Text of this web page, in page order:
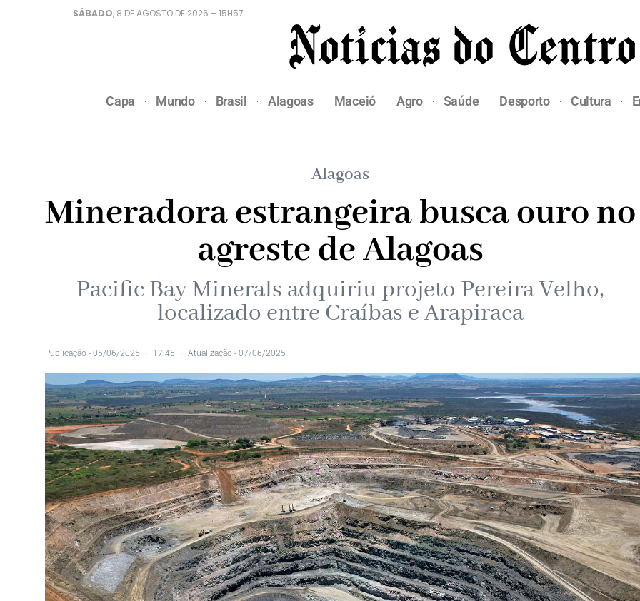
SÁBADO, 8 DE AGOSTO DE 2026 – 15H57
Capa Mundo Brasil Alagoas Maceió Agro Saúde Desporto Cultura
Alagoas
Mineradora estrangeira busca ouro no
agreste de Alagoas
Pacific Bay Minerals adquiriu projeto Pereira Velho,
localizado entre Craíbas e Arapiraca
Publicação - 05/06/2025 17:45 Atualização - 07/06/2025